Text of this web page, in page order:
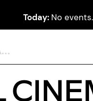
Today: No events.